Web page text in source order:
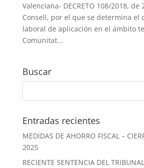
Valenciana- DECRETO 108/2018,
Consell, por el que se determina el
laboral de aplicación en el ámbito
Comunitat...
Buscar
Entradas recientes
MEDIDAS DE AHORRO FISCAL –
2025
RECIENTE SENTENCIA DEL